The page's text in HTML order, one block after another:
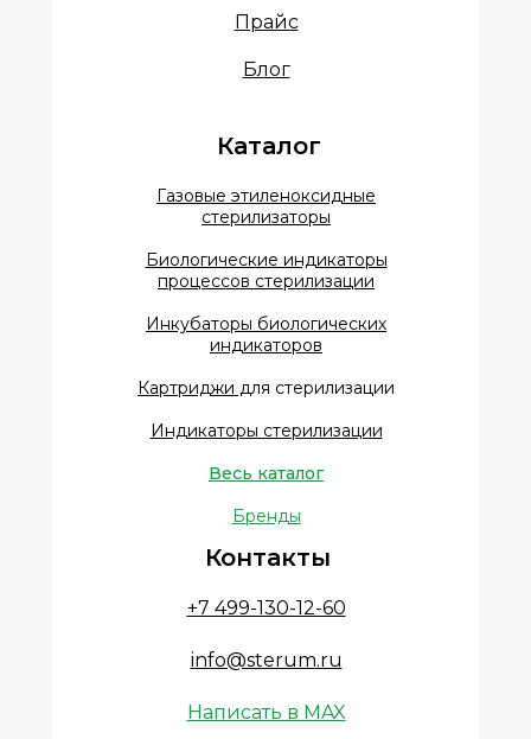
Прайс
Блог
+7 499-130-12-60
info@sterum.ru
Написать в MAX
Контакты
Каталог
Газовые этиленоксидные
стерилизаторы
Биологические индикаторы
процессов стерилизации
Инкубаторы биологических
индикаторов
Картриджи для стерилизации
Индикаторы стерилизации
Весь каталог
Бренды